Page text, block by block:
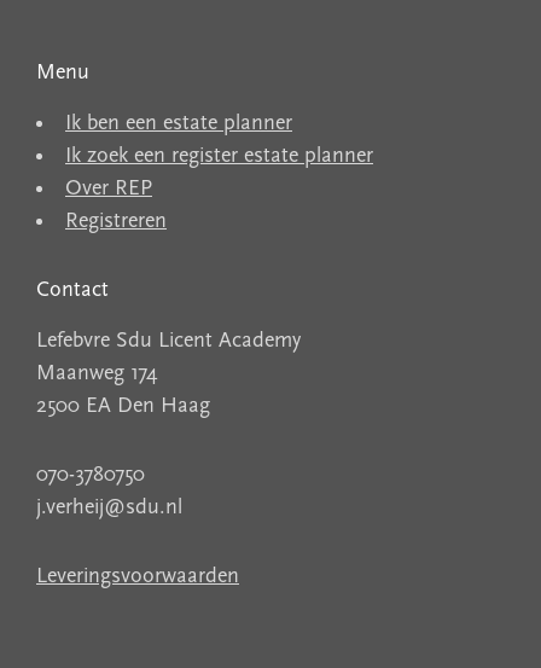
Menu
Ik ben een estate planner
Ik zoek een register estate planner
Over REP
Registreren
Contact
Lefebvre Sdu Licent Academy
Maanweg 174
2500 EA Den Haag
070-3780750
j.verheij@sdu.nl
Leveringsvoorwaarden